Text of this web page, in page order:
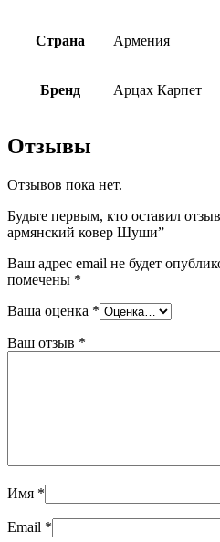
Страна Армения
Бренд Арцах Карпет
Отзывы
Отзывов пока нет.
Будьте первым, кто оставил
армянский ковер Шуши”
Ваш адрес email не будет
помечены *
Ваша оценка *
Ваш отзыв *
Имя *
Email *